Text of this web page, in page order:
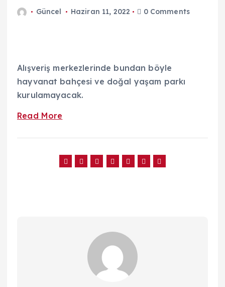
Güncel Haziran 11, 2022 0 Comments
Alışveriş merkezlerinde bundan böyle
hayvanat bahçesi ve doğal yaşam parkı
kurulamayacak.
Read More